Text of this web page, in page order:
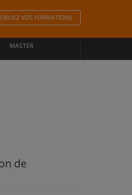
VOS FORMATIONS
MASTER
de